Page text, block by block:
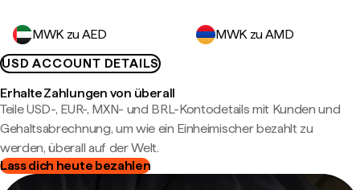
MWK zu AED
MWK zu AMD
USD ACCOUNT DETAILS
Erhalte Zahlungen von überall
Teile USD-, EUR-, MXN- und BRL-Kontodetails mit Kunden und
Gehaltsabrechnung, um wie ein Einheimischer bezahlt zu
werden, überall auf der Welt.
Lass dich heute bezahlen